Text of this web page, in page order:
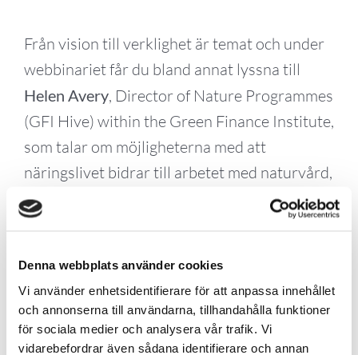
Denna webbplats använder cookies
Vi använder enhetsidentifierare för att anpassa innehållet
och annonserna till användarna, tillhandahålla funktioner
för sociala medier och analysera vår trafik. Vi
vidarebefordrar även sådana identifierare och annan
Från vision till verklighet är temat och under
webbinariet får du bland annat lyssna till
Helen Avery, Director of Nature Programmes
(GFI Hive) within the Green Finance Institute,
som talar om möjligheterna med att
näringslivet bidrar till arbetet med naturvård,
professor Camilla Sandström
, Umeå
universitet, talar om policy och politik och
presenterar den nya globala standarden för
biokrediter.